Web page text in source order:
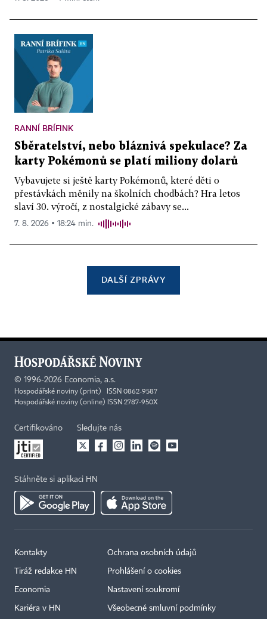
RANNÍ BRÍFINK
Sběratelství, nebo bláznivá spekulace? Za
karty Pokémonů se platí miliony dolarů
Vybavujete si ještě karty Pokémonů, které děti o
přestávkách měnily na školních chodbách? Hra letos
slaví 30. výročí, z nostalgické zábavy se...
7. 8. 2026 ▪ 18:24 min.
DALŠÍ ZPRÁVY
© 1996-2026 Economia, a.s.
Hospodářské noviny (print) ISSN 0862-9587
Hospodářské noviny (online) ISSN 2787-950X
Certifikováno Sledujte nás
Stáhněte si aplikaci HN
Kontakty
Tiráž redakce HN
Economia
Kariéra v HN
Ochrana osobních údajů
Prohlášení o cookies
Nastavení soukromí
Všeobecné smluvní podmínky